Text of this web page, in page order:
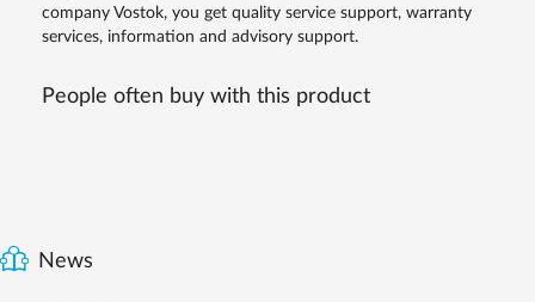
company Vostok, you get quality service support, warranty
services, information and advisory support.
People often buy with this product
News